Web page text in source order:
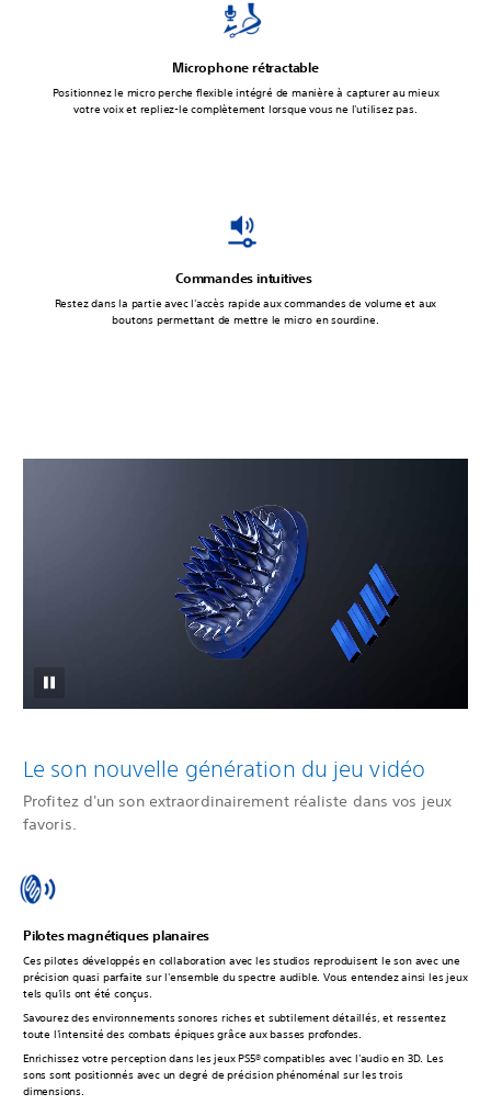
Microphone rétractable
Positionnez le micro perche flexible intégré de manière à capturer au mieux
votre voix et repliez-le complètement lorsque vous ne l'utilisez pas.
Commandes intuitives
Restez dans la partie avec l'accès rapide aux commandes de volume et aux
boutons permettant de mettre le micro en sourdine.
Le son nouvelle génération du jeu vidéo
Profitez d'un son extraordinairement réaliste dans vos jeux
favoris.
Pilotes magnétiques planaires
Ces pilotes développés en collaboration avec les studios reproduisent le son avec une
précision quasi parfaite sur l'ensemble du spectre audible. Vous entendez ainsi les jeux
tels qu'ils ont été conçus.
Savourez des environnements sonores riches et subtilement détaillés, et ressentez
toute l'intensité des combats épiques grâce aux basses profondes.
Enrichissez votre perception dans les jeux PS5® compatibles avec l'audio en 3D. Les
sons sont positionnés avec un degré de précision phénoménal sur les trois
dimensions.